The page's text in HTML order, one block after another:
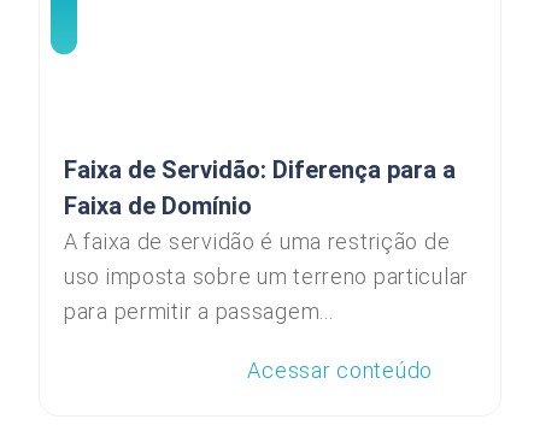
Faixa de Servidão: Diferença para a
Faixa de Domínio
A faixa de servidão é uma restrição de
uso imposta sobre um terreno particular
para permitir a passagem...
Acessar conteúdo